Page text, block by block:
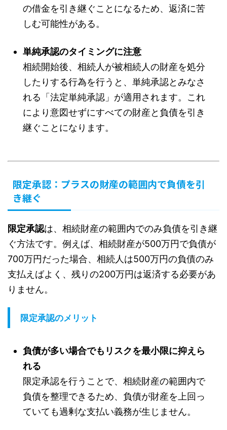
の借金を引き継ぐことになるため、返済に苦
しむ可能性がある。
単純承認のタイミングに注意
相続開始後、相続人が被相続人の財産を処分
したりする行為を行うと、単純承認とみなさ
れる「法定単純承認」が適用されます。これ
により意図せずにすべての財産と負債を引き
継ぐことになります。
限定承認：プラスの財産の範囲内で負債を引
き継ぐ
限定承認は、相続財産の範囲内でのみ負債を引き継
ぐ方法です。例えば、相続財産が500万円で負債が
700万円だった場合、相続人は500万円の負債のみ
支払えばよく、残りの200万円は返済する必要があ
りません。
限定承認のメリット
負債が多い場合でもリスクを最小限に抑えら
れる
限定承認を行うことで、相続財産の範囲内で
負債を整理できるため、負債が財産を上回っ
ていても過剰な支払い義務が生じません。